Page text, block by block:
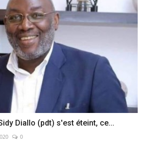
Diallo (pdt) s'est éteint, ce...
0